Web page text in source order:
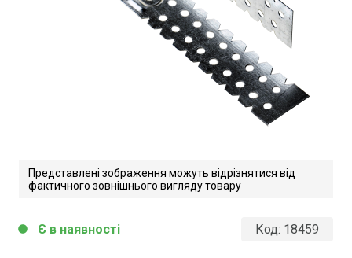
Представлені зображення можуть відрізнятися від
фактичного зовнішнього вигляду товару
Код: 18459
circle Є в наявності